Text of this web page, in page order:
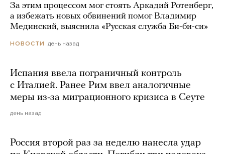
За этим процессом мог стоять Аркадий Ротенберг,
а избежать новых обвинений помог Владимир
Мединский, выяснила «Русская служба Би-би-си»
НОВОСТИ день назад
Испания ввела пограничный контроль
с Италией. Ранее Рим ввел аналогичные
меры из-за миграционного кризиса в Сеуте
день назад
Россия второй раз за неделю нанесла удар